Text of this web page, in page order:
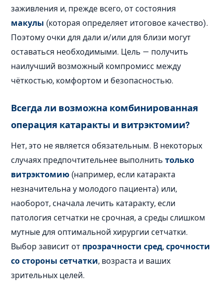
заживления и, прежде всего, от состояния
макулы (которая определяет итоговое качество).
Поэтому очки для дали и/или для близи могут
оставаться необходимыми. Цель — получить
наилучший возможный компромисс между
чёткостью, комфортом и безопасностью.
Всегда ли возможна комбинированная
операция катаракты и витрэктомии?
Нет, это не является обязательным. В некоторых
случаях предпочтительнее выполнитьтолько
витрэктомию (например, если катаракта
незначительна у молодого пациента) или,
наоборот, сначала лечить катаракту, если
патология сетчатки не срочная, а среды слишком
мутные для оптимальной хирургии сетчатки.
Выбор зависит от прозрачности сред,срочности
со стороны сетчатки, возраста и ваших
зрительных целей.